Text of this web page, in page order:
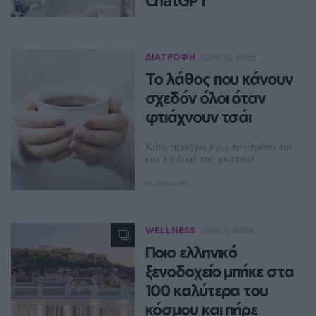
κυκλαδονήσια και ανέδειξε έναν
οικονομικές διακοπές τον
Αύγουστο.
NEWSROOM
ΔΙΑΤΡΟΦΉ
Το λάθος που κάνουν
σχεδόν όλοι όταν
φτιάχνουν τσάι
Κάθε πράγμα έχει τον τρόπο του
και τα δικά του μυστικά
WELLNESS
Ποιο ελληνικό
ξενοδοχείο μπήκε στα
100 καλύτερα του
κόσμου και πήρε